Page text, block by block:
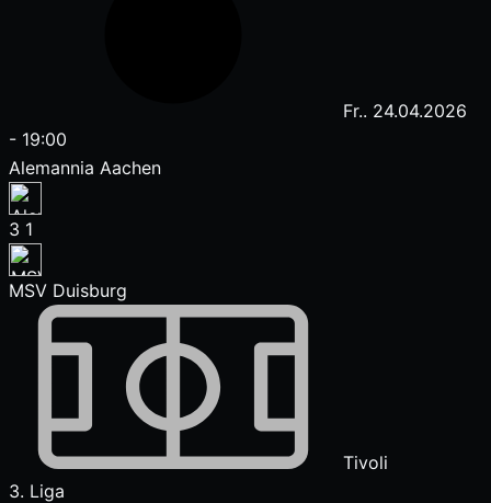
Fr.. 24.04.2026
- 19:00
Alemannia Aachen
3 1
MSV Duisburg
Tivoli
3. Liga